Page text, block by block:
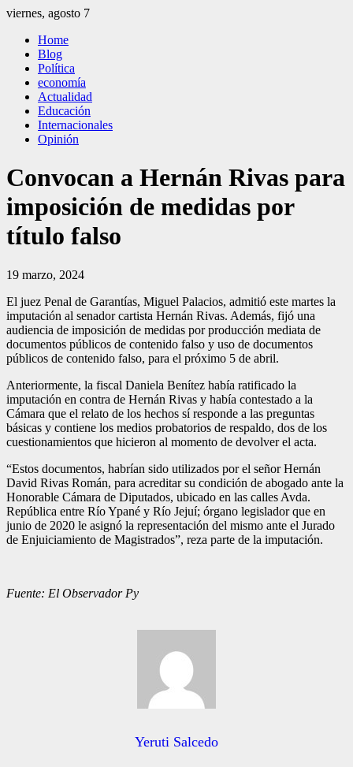
Saltar
contenido
viernes, agosto 7
El Independiente
El independiente Libre y Transparente
Home
Blog
Política
economía
Actualidad
Educación
Internacionales
Opinión
Convocan a Hernán Rivas para
imposición de medidas por
título falso
19 marzo, 2024
El juez Penal de Garantías, Miguel Palacios, admitió este martes la
imputación al senador cartista Hernán Rivas. Además, fijó una
audiencia de imposición de medidas por producción mediata de
documentos públicos de contenido falso y uso de documentos
públicos de contenido falso, para el próximo 5 de abril.
Anteriormente, la fiscal Daniela Benítez había ratificado la
imputación en contra de Hernán Rivas y había contestado a la
Cámara que el relato de los hechos sí responde a las preguntas
básicas y contiene los medios probatorios de respaldo, dos de los
cuestionamientos que hicieron al momento de devolver el acta.
“Estos documentos, habrían sido utilizados por el señor Hernán
David Rivas Román, para acreditar su condición de abogado ante la
Honorable Cámara de Diputados, ubicado en las calles Avda.
República entre Río Ypané y Río Jejuí; órgano legislador que en
junio de 2020 le asignó la representación del mismo ante el Jurado
de Enjuiciamiento de Magistrados”, reza parte de la imputación.
Fuente: El Observador Py
Yeruti Salcedo